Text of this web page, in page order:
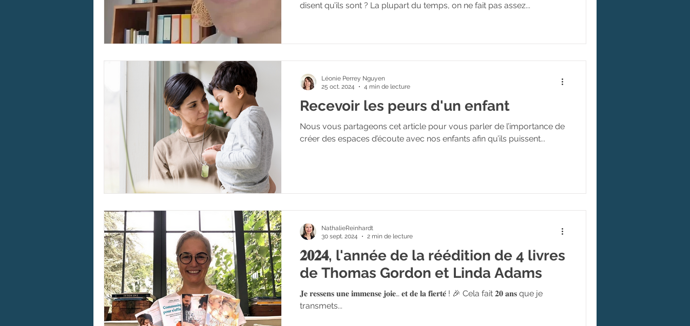
disent qu’ils sont ? La plupart du temps, on ne fait pas assez...
Recevoir les peurs d'un enfant
Nous vous partageons cet article pour vous parler de l’importance de
créer des espaces d’écoute avec nos enfants afin qu’ils puissent...
Léonie Perrey Nguyen
25 oct. 2024
4 min de lecture
𝟐𝟎𝟐𝟒, l'année de la réédition de 4 livres
de Thomas Gordon et Linda Adams
𝐉𝐞 𝐫𝐞𝐬𝐬𝐞𝐧𝐬 𝐮𝐧𝐞 𝐢𝐦𝐦𝐞𝐧𝐬𝐞 𝐣𝐨𝐢𝐞… 𝐞𝐭 𝐝𝐞 𝐥𝐚 𝐟𝐢𝐞𝐫𝐭𝐞́ ! 🎉 Cela fait 𝟐𝟎 𝐚𝐧𝐬 que je
transmets...
NathalieReinhardt
30 sept. 2024
2 min de lecture